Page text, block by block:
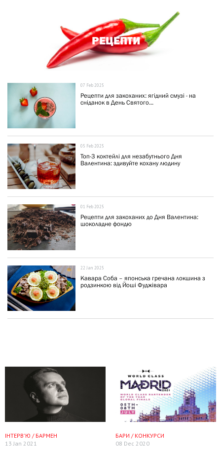
РЕЦЕПТИ
07 Feb 2025
Рецепти для закоханих: ягідний смузі - на
сніданок в День Святого...
05 Feb 2025
Топ-3 коктейлі для незабутнього Дня
Валентина: здивуйте кохану людину
01 Feb 2025
Рецепти для закоханих до Дня Валентина:
шоколадне фондю
22 Jan 2025
Кавара Соба – японська гречана локшина з
родзинкою від Йоші Фуджівара
ІНТЕРВ'Ю / БАРМЕН
13 Jan 2021
БАРИ / КОНКУРСИ
08 Dec 2020